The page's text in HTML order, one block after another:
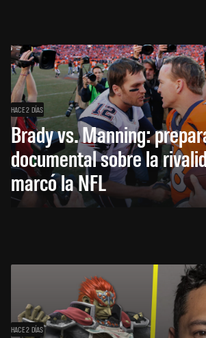
HACE 2 DÍAS
Brady vs. Manning:
documental sobre la
marcó la NFL
HACE 2 DÍAS